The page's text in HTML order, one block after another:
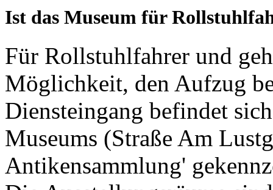
Ist das Museum für
Für Rollstuhlfahrer und
Möglichkeit, den Aufzug
Diensteingang befindet
Museums (Straße Am
Antikensammlung'